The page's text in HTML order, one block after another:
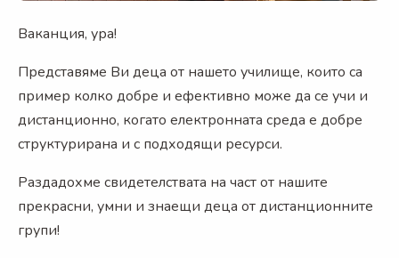
Ваканция, ура!
Представяме Ви деца от нашето училище, които са
пример колко добре и ефективно може да се учи и
дистанционно, когато електронната среда е добре
структурирана и с подходящи ресурси.
Раздадохме свидетелствата на част от нашите
прекрасни, умни и знаещи деца от дистанционните
групи!